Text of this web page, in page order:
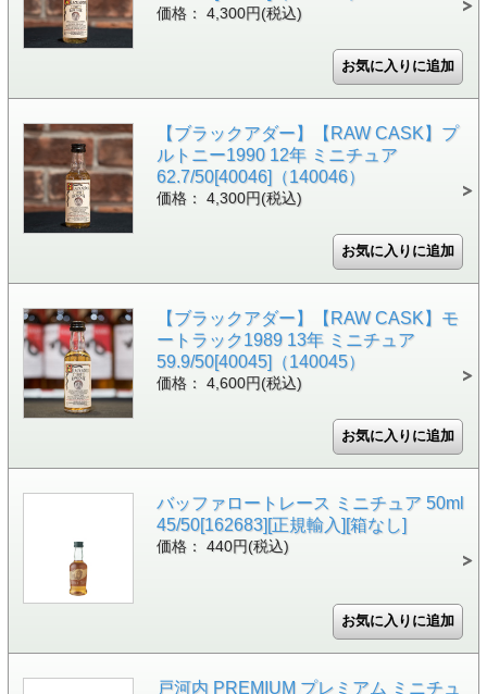
価格： 4,300円(税込)
【ブラックアダー】【RAW CASK】プ
ルトニー1990 12年 ミニチュア
62.7/50[40046]（140046）
価格： 4,300円(税込)
【ブラックアダー】【RAW CASK】モ
ートラック1989 13年 ミニチュア
59.9/50[40045]（140045）
価格： 4,600円(税込)
バッファロートレース ミニチュア 50ml
45/50[162683][正規輸入][箱なし]
価格： 440円(税込)
戸河内 PREMIUM プレミアム ミニチュ